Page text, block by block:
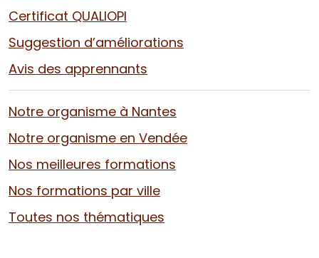
Certificat QUALIOPI
Suggestion d’améliorations
Avis des apprennants
Notre organisme à Nantes
Notre organisme en Vendée
Nos meilleures formations
Nos formations par ville
Toutes nos thématiques